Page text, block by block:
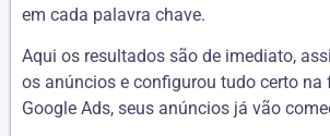
em cada palavra chave.
Aqui os resultados são de imediato,
os anúncios e configurou tudo certo na
Google Ads, seus anúncios já vão